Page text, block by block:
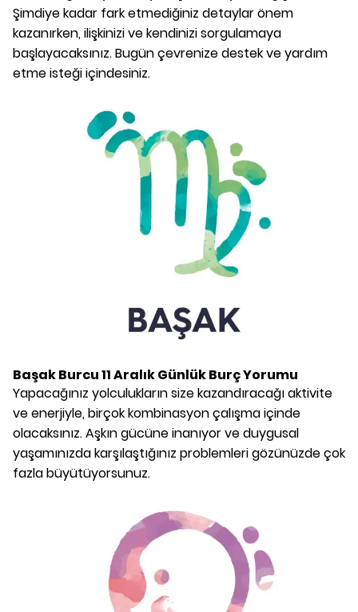
Şimdiye kadar fark etmediğiniz detaylar önem
kazanırken, ilişkinizi ve kendinizi sorgulamaya
başlayacaksınız. Bugün çevrenize destek ve yardım
etme isteği içindesiniz.
Başak Burcu11 AralıkGünlük Burç Yorumu
Yapacağınız yolculukların size kazandıracağı aktivite
ve enerjiyle, birçok kombinasyon çalışma içinde
olacaksınız. Aşkın gücüne inanıyor ve duygusal
yaşamınızda karşılaştığınız problemleri gözünüzde çok
fazla büyütüyorsunuz.